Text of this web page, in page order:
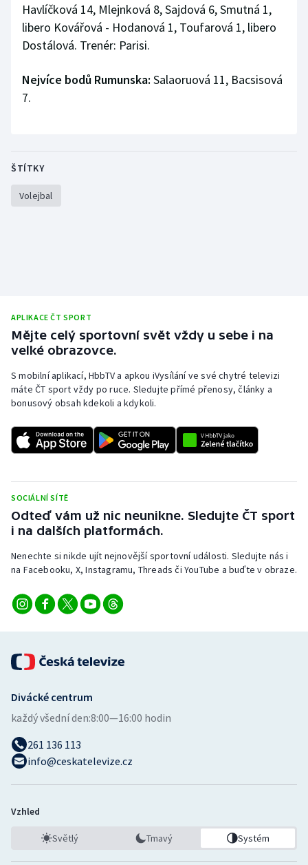
Veslování
Vodní slalom
Volejbal
Havlíčková 14, Mlejnková 8, Sajdová 6, Smutná 1,
libero Kovářová - Hodanová 1, Toufarová 1, libero
Dostálová. Trenér: Parisi.
Nejvíce bodů Rumunska: Salaoruová 11, Bacsisová
7.
ŠTÍTKY
Volejbal
APLIKACE ČT SPORT
Mějte celý sportovní svět vždy u sebe i na
velké obrazovce.
S mobilní aplikací, HbbTV a apkou iVysílání ve své chytré televizi
máte ČT sport vždy po ruce. Sledujte přímé přenosy, články a
bonusový obsah kdekoli a kdykoli.
SOCIÁLNÍ SÍTĚ
Odteď vám už nic neunikne. Sledujte ČT sport
i na dalších platformách.
Nenechte si nikde ujít nejnovější sportovní události. Sledujte nás i
na Facebooku, X, Instagramu, Threads či YouTube a buďte v obraze.
Divácké centrum
každý všední den:8:00—16:00 hodin
261 136 113
info@ceskatelevize.cz
Vzhled
Světlý Tmavý Systém